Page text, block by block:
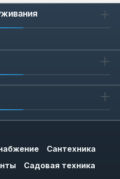
Сантехника
Садовая техника